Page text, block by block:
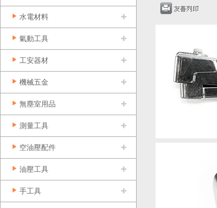
水電材料
氣動工具
工安器材
機械五金
無塵室用品
測量工具
空油壓配件
油壓工具
手工具